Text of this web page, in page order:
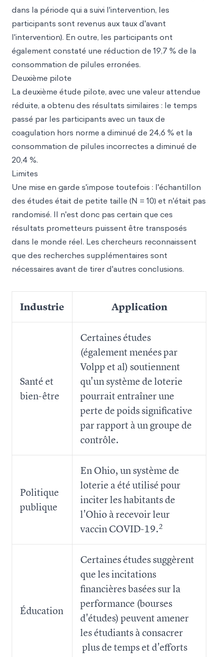
dans la période qui a suivi l'intervention, les
participants sont revenus aux taux d'avant
l'intervention). En outre, les participants ont
également constaté une réduction de 19,7 % de la
consommation de pilules erronées.
Deuxième pilote
La deuxième étude pilote, avec une valeur attendue
réduite, a obtenu des résultats similaires : le temps
passé par les participants avec un taux de
coagulation hors norme a diminué de 24,6 % et la
consommation de pilules incorrectes a diminué de
20,4 %.
Limites
Une mise en garde s'impose toutefois : l'échantillon
des études était de petite taille (N = 10) et n'était pas
randomisé. Il n'est donc pas certain que ces
résultats prometteurs puissent être transposés
dans le monde réel. Les chercheurs reconnaissent
que des recherches supplémentaires sont
nécessaires avant de tirer d'autres conclusions.
Industrie Application
Santé et
bien-être
Certaines études
(également menées par
Volpp et al) soutiennent
qu'un système de loterie
pourrait entraîner une
perte de poids significative
par rapport à un groupe de
contrôle.
Politique
publique
En Ohio, un système de
loterie a été utilisé pour
inciter les habitants de
l'Ohio à recevoir leur
vaccin COVID-19.2
Éducation
Certaines études suggèrent
que les incitations
financières basées sur la
performance (bourses
d'études) peuvent amener
les étudiants à consacrer
plus de temps et d'efforts